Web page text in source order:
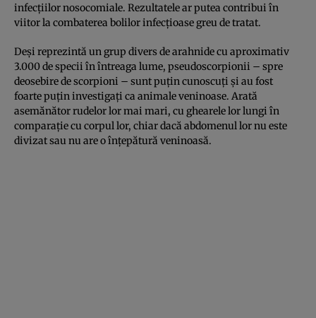
infecțiilor nosocomiale. Rezultatele ar putea contribui în
viitor la combaterea bolilor infecțioase greu de tratat.
Deși reprezintă un grup divers de arahnide cu aproximativ
3.000 de specii în întreaga lume, pseudoscorpionii – spre
deosebire de scorpioni – sunt puțin cunoscuți și au fost
foarte puțin investigați ca animale veninoase. Arată
asemănător rudelor lor mai mari, cu ghearele lor lungi în
comparație cu corpul lor, chiar dacă abdomenul lor nu este
divizat sau nu are o înțepătură veninoasă.